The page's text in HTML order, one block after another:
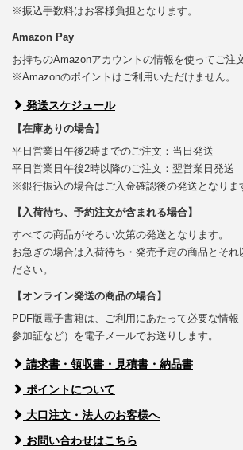
※振込手数料はお客様負担となります。
Amazon Pay
お持ちのAmazonアカウントの情報を使ってご注
※Amazonのポイントはご利用いただけません。
発送スケジュール
【在庫ありの場合】
平日営業日午後2時までのご注文：当日発送
平日営業日午後2時以降のご注文：翌営業日発送
※銀行振込の場合はご入金確認後の発送となりま
【入荷待ち、予約注文が含まれる場合】
すべての商品がそろい次第の発送となります。
お急ぎの場合は入荷待ち・発売予定の商品とそれ
ださい。
【オンライン発送の商品の場合】
PDF版電子書籍は、ご利用にあたって必要な情報
参加証など）を電子メールでお送りします。
請求書・領収書・見積書・納品書
ポイントについて
大口注文・法人のお客様へ
お問い合わせはこちら